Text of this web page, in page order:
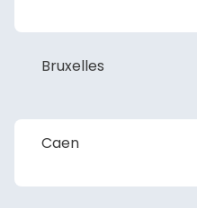
Bruxelles
Caen